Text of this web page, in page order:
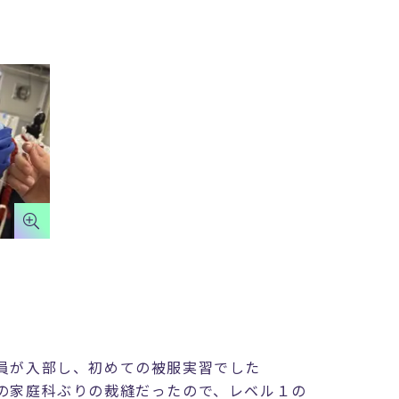
が入部し、初めての被服実習でした
家庭科ぶりの裁縫だったので、レベル１の